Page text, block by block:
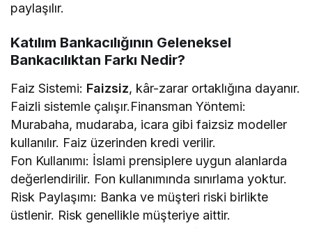
paylaşılır.
Katılım Bankacılığının Geleneksel
Bankacılıktan Farkı Nedir?
Faiz Sistemi: Faizsiz, kâr-zarar ortaklığına dayanır.
Faizli sistemle çalışır.Finansman Yöntemi:
Murabaha, mudaraba, icara gibi faizsiz modeller
kullanılır. Faiz üzerinden kredi verilir.
Fon Kullanımı: İslami prensiplere uygun alanlarda
değerlendirilir. Fon kullanımında sınırlama yoktur.
Risk Paylaşımı: Banka ve müşteri riski birlikte
üstlenir. Risk genellikle müşteriye aittir.